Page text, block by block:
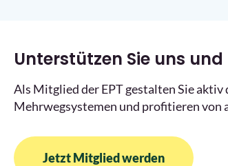
Unterstützen Sie uns
Als Mitglied der EPT gestalten Sie
Mehrwegsystemen und profitieren
Jetzt Mitglied werden